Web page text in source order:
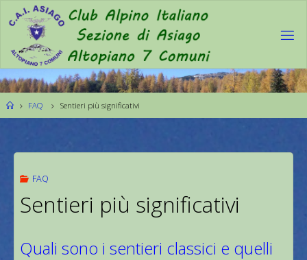
FAQ Sentieri più significativi
FAQ
Sentieri più significativi
Quali sono i sentieri classici e quelli